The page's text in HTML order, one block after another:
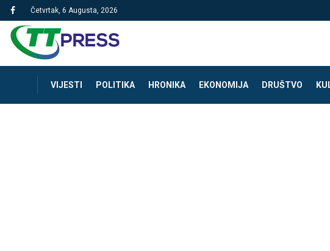
Četvrtak, 6 Augusta, 2026
VIJESTI POLITIKA HRONIKA EKONOMIJA DRUŠTVO